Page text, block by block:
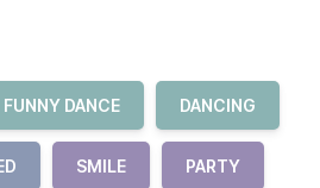
FUNNY DANCE DANCING
SMILE PARTY